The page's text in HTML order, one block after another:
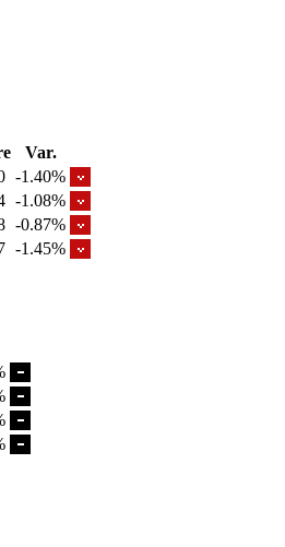
Var.
-1.40%
-1.08%
-0.87%
-1.45%